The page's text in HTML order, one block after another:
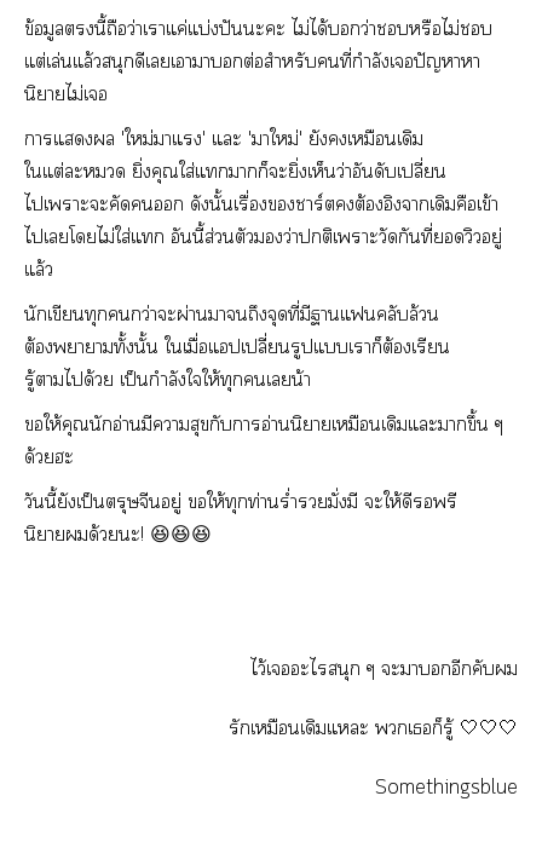
ข้อมูลนี้ถือว่าเาแค่แบ่งปันะะ ไม่ได้ว่าหรือไม่
แต่เล่นแล้วสนุกดีเเาาต่อสำหรับคนที่กำลังเปัญหาหา
นิาไม่เ
าแ 'ใหม่าแ' แะ 'าใหม่' ยังเหมือนเดิม
ใแต่ะ ยิ่งคุณใส่แาก็ะยิ่งเห็นว่าอันดับเปลี่ยน
ไเาะะคัด ดังนั้นเรื่องาร์ตต้องอิงาเดิมคือเข้า
ไเโไม่ใส่แ อันนี้ส่วนตัวว่าติเาะวัดกันที่วิวอยู่
แล้ว
นักเขียนทุกกว่าะผ่านาถึงจุดที่มีาแคลับล้วน
ต้องาาทั้งนั้น ใเมื่อแปเปลี่ยนรูปแเาก็ต้องเรียน
รู้าได้วย เป็นกำลังใให้ทุกเน้า
ให้คุณนักอ่านมีาสุขกับาอ่านนิยายเหมือนเดิมแะาขึ้น ๆ
ด้วยะ
วันนี้ยังเป็นตรุษจีนอยู่ ให้ทุกท่านร่ำรวยมั่งมี ะให้ดีพรี
นิยายด้วยะ! 😆😆😆
ไว้เะไสนุก ๆ ะาอีกคับ
รักเหมือนเดิมแะ เก็รู้ 🤍🤍🤍
Somethingsblue